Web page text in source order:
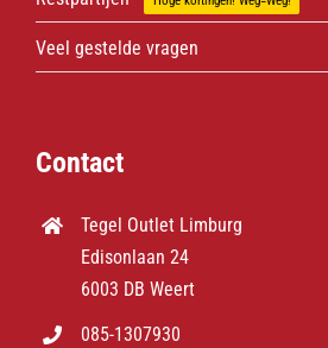
Veel gestelde vragen
Contact
Tegel Outlet Limburg
Edisonlaan 24
6003 DB Weert
085-1307930